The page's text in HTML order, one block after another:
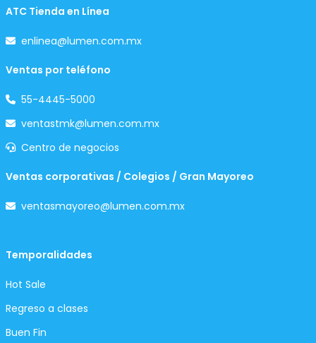
ATC Tienda en Línea
enlinea@lumen.com.mx
Ventas por teléfono
55-4445-5000
ventastmk@lumen.com.mx
Centro de negocios
Ventas corporativas / Colegios / Gran Mayoreo
ventasmayoreo@lumen.com.mx
Temporalidades
Hot Sale
Regreso a clases
Buen Fin